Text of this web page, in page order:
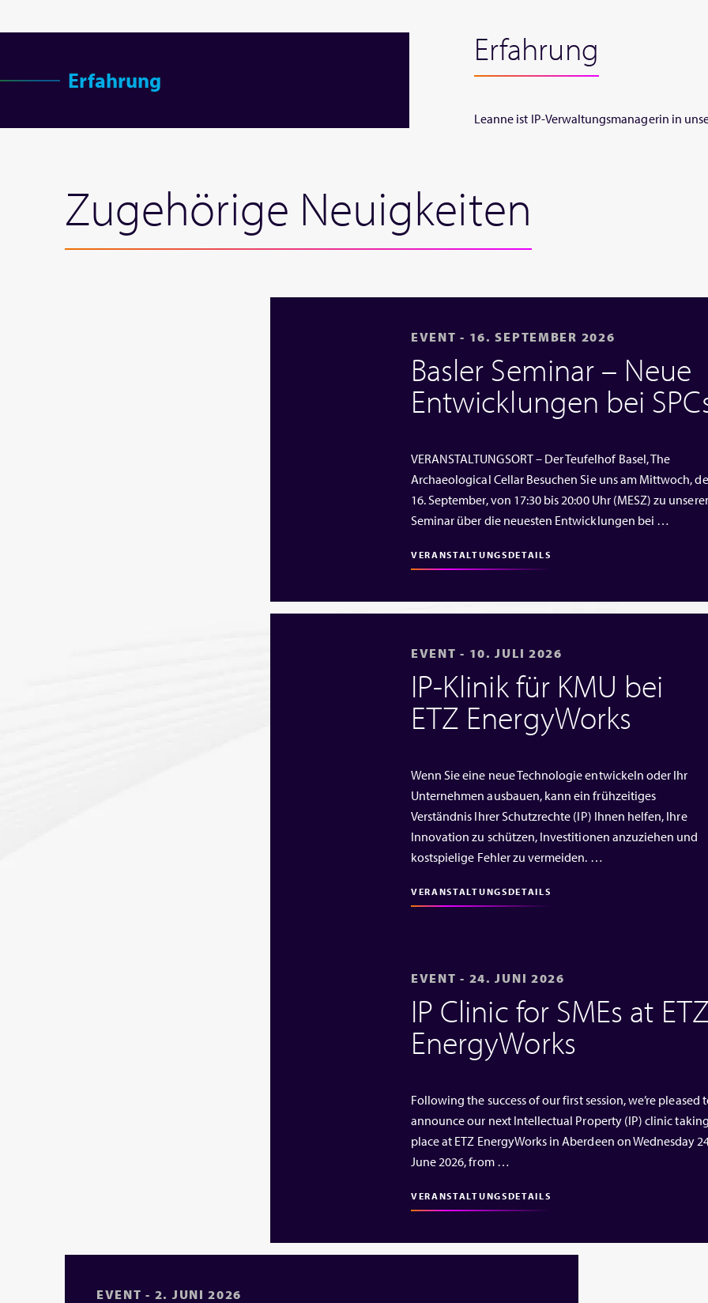
Erfahrung
Erfahrung
Leanne ist IP-Verwaltungsmanagerin in
Zugehörige Neuigkeiten
EVENT - 16. SEPTEMBER 2026
Basler Seminar – Neue
Entwicklungen bei
VERANSTALTUNGSORT – Der Teufelhof Basel, The
Archaeological Cellar Besuchen Sie uns am Mittwoch,
16. September, von 17:30 bis 20:00 Uhr (MESZ) zu
Seminar über die neuesten Entwicklungen bei …
VERANSTALTUNGSDETAILS
EVENT - 10. JULI 2026
IP‑Klinik für KMU bei
ETZ EnergyWorks
Wenn Sie eine neue Technologie entwickeln oder Ihr
Unternehmen ausbauen, kann ein frühzeitiges
Verständnis Ihrer Schutzrechte (IP) Ihnen helfen, Ihre
Innovation zu schützen, Investitionen anzuziehen und
kostspielige Fehler zu vermeiden. …
VERANSTALTUNGSDETAILS
EVENT - 24. JUNI 2026
IP Clinic for SMEs at
EnergyWorks
Following the success of our first session, we’re pleased
announce our next Intellectual Property (IP) clinic
place at ETZ EnergyWorks in Aberdeen on Wednesday
June 2026, from …
VERANSTALTUNGSDETAILS
EVENT - 2. JUNI 2026